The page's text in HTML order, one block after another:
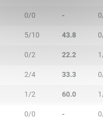
0/0 -
5/10 43.8
0/2 22.2
2/4 33.3
1/2 60.0
0/0 -